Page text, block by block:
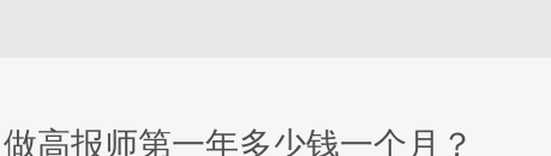
做高报师第一年多少钱一个月？